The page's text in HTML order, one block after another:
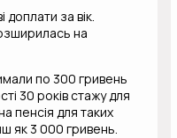
за вік.
на
по 300 гривень
30 років стажу для
пенсія для таких
як 3 000 гривень.